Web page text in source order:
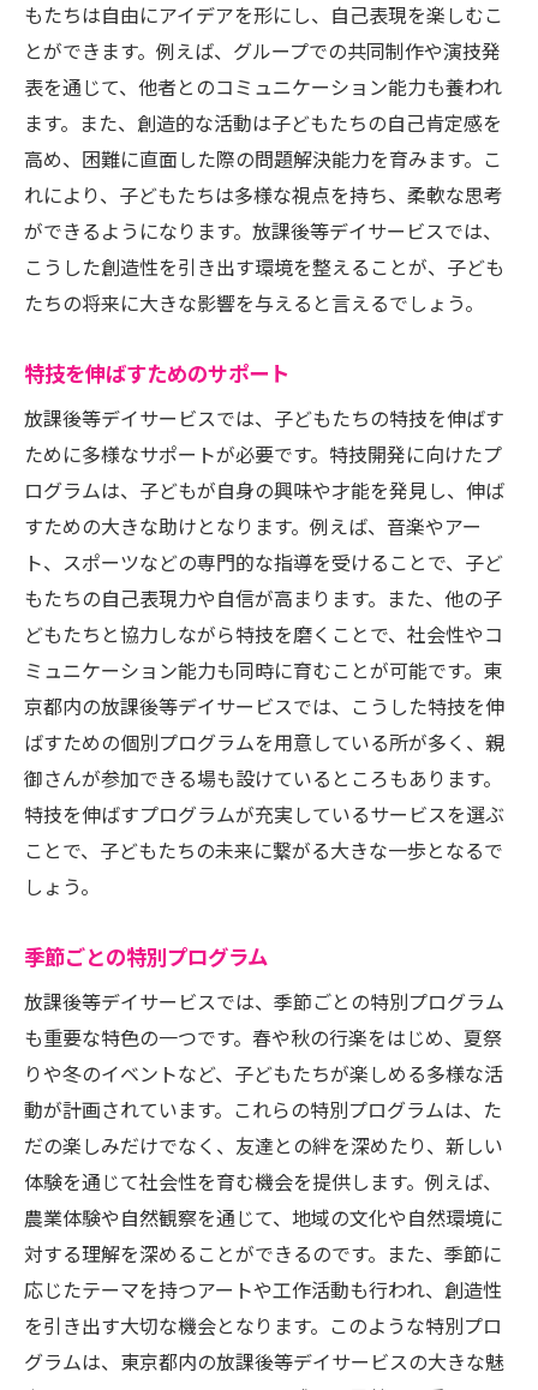
もたちは自由にアイデアを形にし、自己表現を楽しむこ
とができます。例えば、グループでの共同制作や演技発
表を通じて、他者とのコミュニケーション能力も養われ
ます。また、創造的な活動は子どもたちの自己肯定感を
高め、困難に直面した際の問題解決能力を育みます。こ
れにより、子どもたちは多様な視点を持ち、柔軟な思考
ができるようになります。放課後等デイサービスでは、
こうした創造性を引き出す環境を整えることが、子ども
たちの将来に大きな影響を与えると言えるでしょう。
特技を伸ばすためのサポート
放課後等デイサービスでは、子どもたちの特技を伸ばす
ために多様なサポートが必要です。特技開発に向けたプ
ログラムは、子どもが自身の興味や才能を発見し、伸ば
すための大きな助けとなります。例えば、音楽やアー
ト、スポーツなどの専門的な指導を受けることで、子ど
もたちの自己表現力や自信が高まります。また、他の子
どもたちと協力しながら特技を磨くことで、社会性やコ
ミュニケーション能力も同時に育むことが可能です。東
京都内の放課後等デイサービスでは、こうした特技を伸
ばすための個別プログラムを用意している所が多く、親
御さんが参加できる場も設けているところもあります。
特技を伸ばすプログラムが充実しているサービスを選ぶ
ことで、子どもたちの未来に繋がる大きな一歩となるで
しょう。
季節ごとの特別プログラム
放課後等デイサービスでは、季節ごとの特別プログラム
も重要な特色の一つです。春や秋の行楽をはじめ、夏祭
りや冬のイベントなど、子どもたちが楽しめる多様な活
動が計画されています。これらの特別プログラムは、た
だの楽しみだけでなく、友達との絆を深めたり、新しい
体験を通じて社会性を育む機会を提供します。例えば、
農業体験や自然観察を通じて、地域の文化や自然環境に
対する理解を深めることができるのです。また、季節に
応じたテーマを持つアートや工作活動も行われ、創造性
を引き出す大切な機会となります。このような特別プロ
グラムは、東京都内の放課後等デイサービスの大きな魅